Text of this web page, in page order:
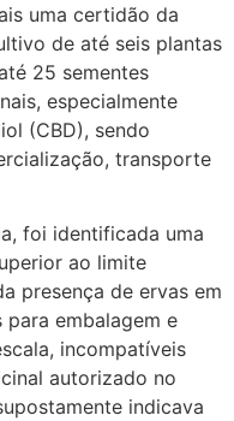
uma certidão da
de até seis plantas
25 sementes
especialmente
(CBD), sendo
transporte
foi identificada uma
ao limite
presença de ervas em
para embalagem e
incompatíveis
autorizado no
indicava